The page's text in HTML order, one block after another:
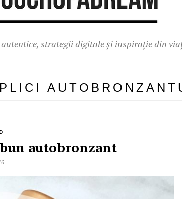
autentice, strategii digitale și inspirație din
autobronzant